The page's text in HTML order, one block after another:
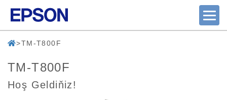
TM-T800F
TM-T800F
Hoş Geldiňiz!